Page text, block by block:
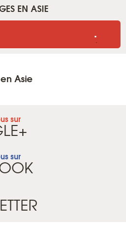
EN ASIE
..
Asie
sur
sur